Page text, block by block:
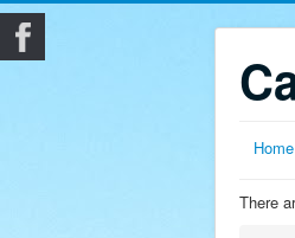
Home
There